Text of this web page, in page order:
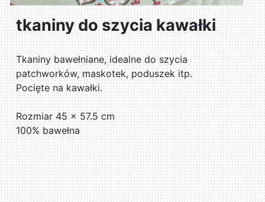
tkaniny do szycia kawałki
Tkaniny bawełniane, idealne do szycia
patchworków, maskotek, poduszek itp.
Pocięte na kawałki.
Rozmiar 45 x 57.5 cm
100% bawełna